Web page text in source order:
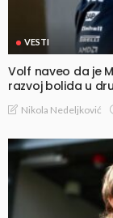
VESTI
Volf naveo da je
razvoj bolida u
Nikola Nedeljković